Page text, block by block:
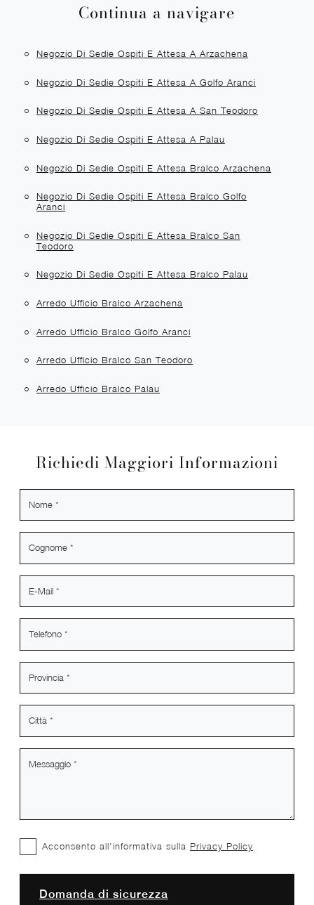
Continua a navigare
Negozio Di Sedie Ospiti E Attesa A Arzachena
Negozio Di Sedie Ospiti E Attesa A Golfo Aranci
Negozio Di Sedie Ospiti E Attesa A San Teodoro
Negozio Di Sedie Ospiti E Attesa A Palau
Negozio Di Sedie Ospiti E Attesa Bralco Arzachena
Negozio Di Sedie Ospiti E Attesa Bralco Golfo
Aranci
Negozio Di Sedie Ospiti E Attesa Bralco San
Teodoro
Negozio Di Sedie Ospiti E Attesa Bralco Palau
Arredo Ufficio Bralco Arzachena
Arredo Ufficio Bralco Golfo Aranci
Arredo Ufficio Bralco San Teodoro
Arredo Ufficio Bralco Palau
Richiedi Maggiori Informazioni
Acconsento all'informativa sulla Privacy Policy
Domanda di sicurezza